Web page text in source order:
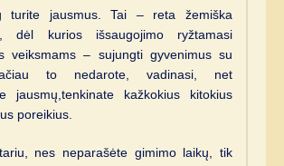
turite jausmus. Tai – reta žemiška
dėl kurios išsaugojimo ryžtamasi
veiksmams – sujungti gyvenimus su
to nedarote, vadinasi, net
jausmų,tenkinate kažkokius kitokius
poreikius.
nes neparašėte gimimo laikų, tik